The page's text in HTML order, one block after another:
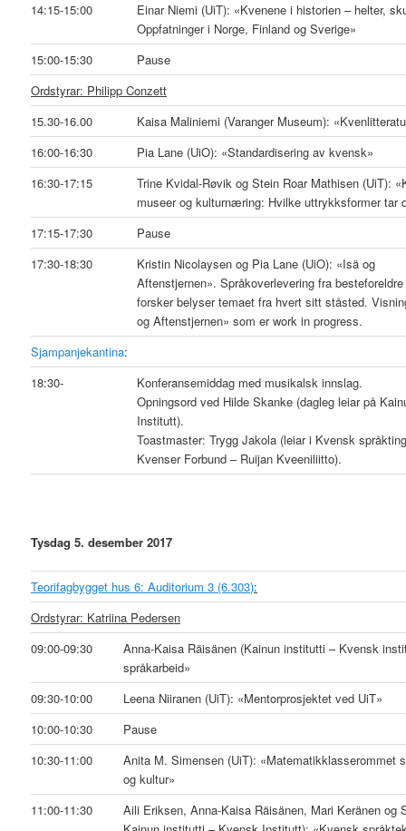
14:15-15:00
Einar Niemi (UiT): «Kvenene i historien – helter,
Oppfatninger i Norge, Finland og Sverige»
15:00-15:30
Pause
Ordstyrar: Philipp Conzett
15.30-16.00
Kaisa Maliniemi (Varanger Museum):
16:00-16:30
Pia Lane (UiO): «Standardisering av kvensk»
16:30-17:15
Trine Kvidal-Røvik og Stein Roar Mathisen (UiT):
museer og kulturnæring: Hvilke uttrykksformer tar
17:15-17:30
Pause
17:30-18:30
Kristin Nicolaysen og Pia Lane (UiO): «Isä og
Aftenstjernen». Språkoverlevering fra
forsker belyser temaet fra hvert sitt ståsted.
og Aftenstjernen» som er work in progress.
Sjampanjekantina:
18:30-
Konferansemiddag med musikalsk innslag.
Opningsord ved Hilde Skanke (dagleg leiar på
Institutt).
Toastmaster: Trygg Jakola (leiar i Kvensk
Kvenser Forbund – Ruijan Kveeniliitto).
Tysdag 5. desember 2017
Teorifagbygget hus 6: Auditorium 3 (6.303):
Ordstyrar: Katriina Pedersen
09:00-09:30
Anna-Kaisa Räisänen (Kainun institutti – Kvensk
språkarbeid»
09:30-10:00
Leena Niiranen (UiT): «Mentorprosjektet ved UiT»
10:00-10:30
Pause
10:30-11:00
Anita M. Simensen (UiT): «Matematikklasserommet
og kultur»
11:00-11:30
Aili Eriksen, Anna-Kaisa Räisänen, Mari Keränen og